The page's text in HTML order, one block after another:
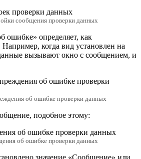
сообщения проверки данных
ошибке» определяет, как
когда вид установлен на
вызывают окно с сообщением, и
об ошибке проверки данных
подобное этому:
об ошибке проверки данных
значение «Сообщение» или